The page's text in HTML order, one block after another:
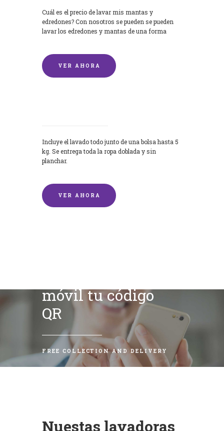
Cuál es el precio de lavar mis mantas y
edredones? Con nosotros se pueden se pueden
lavar los edredones y mantas de una forma
VER AHORA
Incluye el lavado todo junto de una bolsa hasta 5
kg. Se entrega toda la ropa doblada y sin
planchar.
VER AHORA
móvil tu código
QR
FREE COLLECTION AND DELIVERY
Nuestas lavadoras